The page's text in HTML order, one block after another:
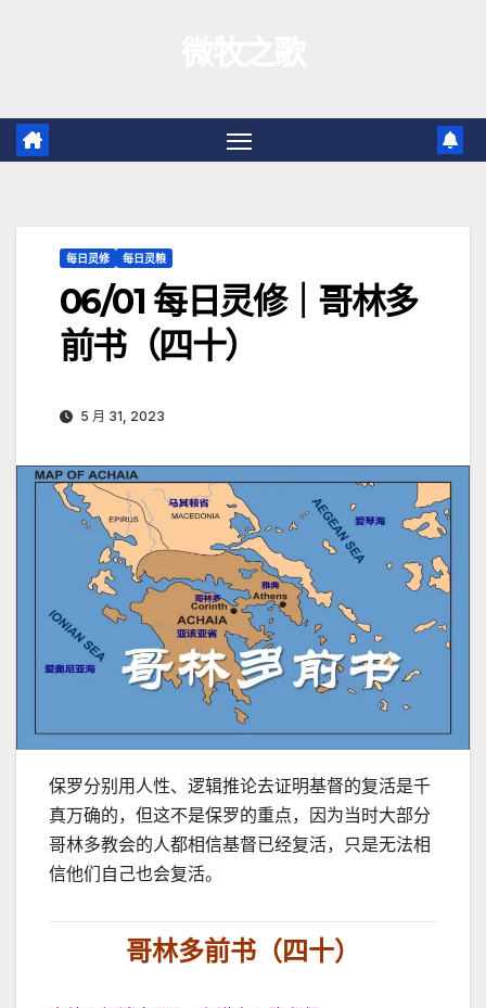
容
每日灵修 每日灵粮
06/01 每日灵修｜哥林多
前书（四十）
5 月 31, 2023
保罗分别用人性、逻辑推论去证明基督的复活是千
真万确的，但这不是保罗的重点，因为当时大部分
哥林多教会的人都相信基督已经复活，只是无法相
信他们自己也会复活。
哥林多前书（四十）